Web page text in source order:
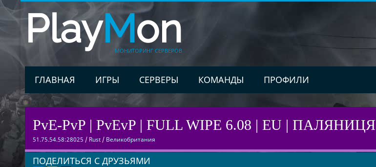
PlayMon
МОНИТОРИНГ СЕРВЕРОВ
ГЛАВНАЯ ИГРЫ СЕРВЕРЫ КОМАНДЫ ПРОФИЛИ
PvE-PvP | PvEvP | FULL WIPE 6.08 | EU | ПАЛЯНИЦЯ
51.75.54.58:28025 / Rust/ Великобритания
ПОДЕЛИТЬСЯ С ДРУЗЬЯМИ